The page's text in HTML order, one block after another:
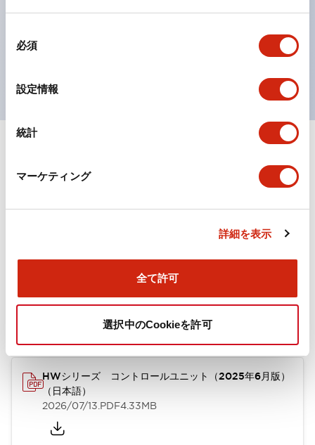
必須
設定情報
統計
マーケティング
詳細を表示
全て許可
選択中のCookieを許可
ISO 3864-4安全色に対応。危険時や緊急事態時の色表
ドキュメントとファイル
取扱説明書 CAD 規格・認証
HWシリーズ コントロールユニット（2025年6月版）
（日本語）
2026/07/13.PDF4.33MB